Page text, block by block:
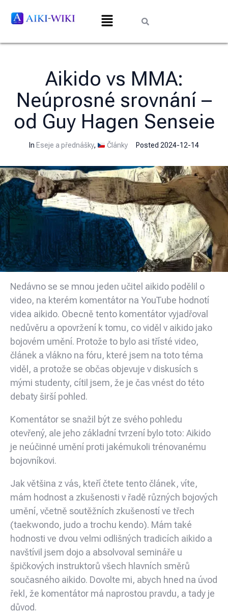
Aikido vs MMA:
Neúprosné srovnání –
od Guy Hagen Senseie
In Eseje a přednášky, Články Posted 2024-12-14
Nedávno se se mnou jeden učitel aikido podělil o
video, na kterém komentátor na YouTube hodnotí
videa aikido. Obecně tento komentátor vyjadřoval
nedůvěru a opovržení k tomu, co viděl v aikido jako
bojovém umění. Protože to bylo asi třísté video,
článek a vlákno na fóru, které jsem na toto téma
viděl, a protože se občas objevuje v diskusích s
mými studenty, cítil jsem, že je čas vnést do této
debaty širší pohled.
Komentátor se snažil být ze svého pohledu
otevřený, ale jeho základní tvrzení bylo toto: Aikido
je neúčinné umění proti jakémukoli trénovanému
bojovníkovi.
Jak většina z vás, kteří čtete tento článek, víte,
mám hodnost a zkušenosti v řadě různých bojových
umění, včetně soutěžních zkušeností ve třech
(taekwondo, judo a trochu kendo). Mám také
hodnosti ve dvou velmi odlišných tradicích aikido a
navštívil jsem dojo a absolvoval semináře u
špičkových instruktorů všech hlavních směrů
současného aikido. Dovolte mi, abych hned na úvod
řekl, že komentátor má naprostou pravdu, a tady je
důvod.